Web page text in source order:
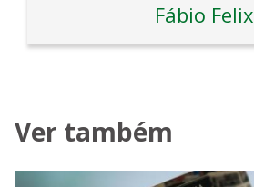
Fábio Felix
Ver também